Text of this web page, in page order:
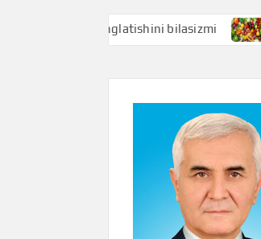
nimani anglatishini bilasizmi Baliq